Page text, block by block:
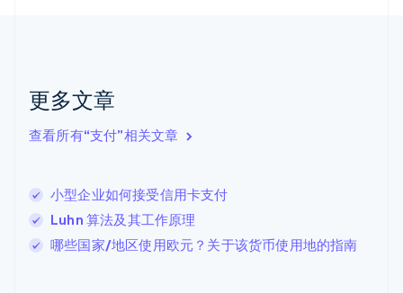
更多文章
查看所有“支付”相关文章
小型企业如何接受信用卡支付
Luhn 算法及其工作原理
哪些国家/地区使用欧元？关于该货币使用地的指南
English
English
卢森堡
罗马尼亚
English